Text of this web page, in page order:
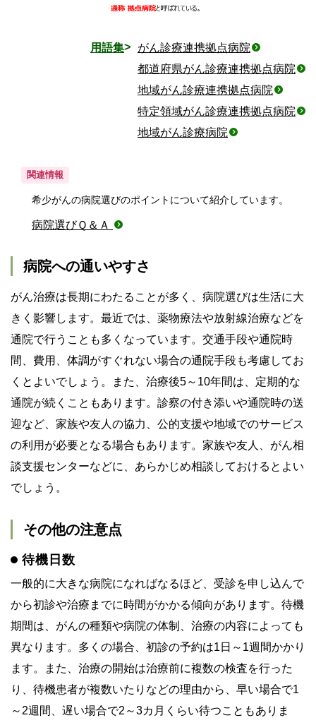
用語集
がん診療連携拠点病院
都道府県がん診療連携拠点病院
地域がん診療連携拠点病院
特定領域がん診療連携拠点病院
地域がん診療病院
関連情報
希少がんの病院選びのポイントについて紹介しています。
病院選びＱ＆Ａ
病院への通いやすさ
がん治療は長期にわたることが多く、病院選びは生活に大
きく影響します。最近では、薬物療法や放射線治療などを
通院で行うことも多くなっています。交通手段や通院時
間、費用、体調がすぐれない場合の通院手段も考慮してお
くとよいでしょう。また、治療後5～10年間は、定期的な
通院が続くこともあります。診察の付き添いや通院時の送
迎など、家族や友人の協力、公的支援や地域でのサービス
の利用が必要となる場合もあります。家族や友人、がん相
談支援センターなどに、あらかじめ相談しておけるとよい
でしょう。
その他の注意点
待機日数
一般的に大きな病院になればなるほど、受診を申し込んで
から初診や治療までに時間がかかる傾向があります。待機
期間は、がんの種類や病院の体制、治療の内容によっても
異なります。多くの場合、初診の予約は1日～1週間かかり
ます。また、治療の開始は治療前に複数の検査を行った
り、待機患者が複数いたりなどの理由から、早い場合で1
～2週間、遅い場合で2～3カ月くらい待つこともありま